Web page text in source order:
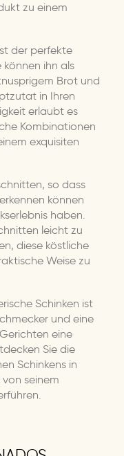
zu einem
der perfekte
können ihn als
Brot und
in Ihren
erlaubt es
Kombinationen
exquisiten
so dass
können
haben.
leicht zu
diese köstliche
Weise zu
Schinken ist
und eine
eine
Sie die
Schinkens in
von seinem